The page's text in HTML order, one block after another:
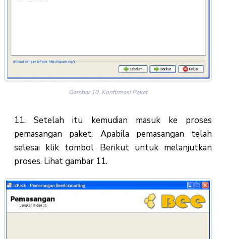
Gambar 10. Konfirmasi Paket
11. Setelah itu kemudian masuk ke proses
pemasangan paket. Apabila pemasangan telah
selesai klik tombol Berikut untuk melanjutkan
proses. Lihat gambar 11.